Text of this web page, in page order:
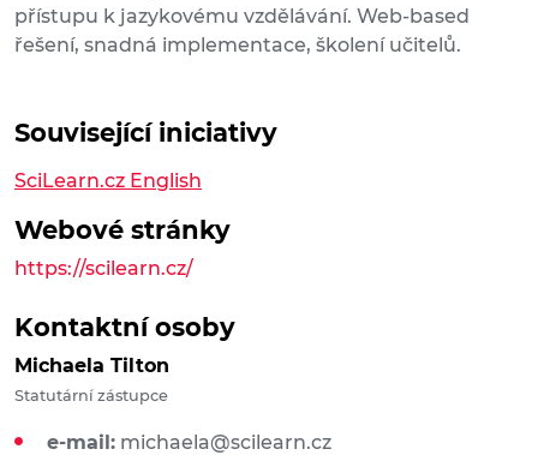
přístupu k jazykovému vzdělávání. Web-based
řešení, snadná implementace, školení učitelů.
Související iniciativy
SciLearn.cz English
Webové stránky
https://scilearn.cz/
Kontaktní osoby
Michaela Tilton
Statutární zástupce
e-mail: michaela@scilearn.cz